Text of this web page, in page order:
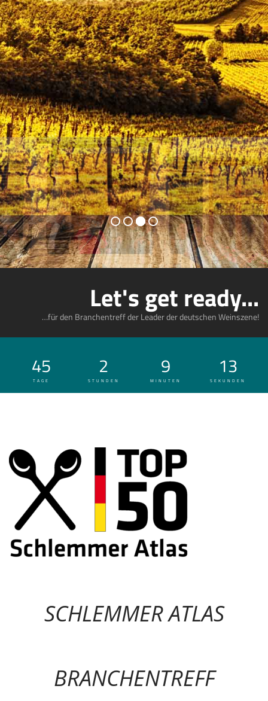
TOP50-Awards
Let's get ready...
…für den Branchentreff der Leader der deutschen Weinszene!
45
TAGE
2
STUNDEN
9
MINUTEN
16
SEKUNDEN
SCHLEMMER ATLAS
BRANCHENTREFF